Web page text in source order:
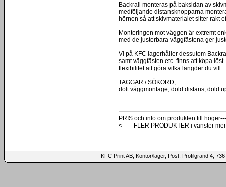
Backrail monteras på baksidan av
medföljande distansknopparna
hörnen så att skivmaterialet sitter rakt
Monteringen mot väggen är extremt
med de justerbara väggfästena ger
Vi på KFC lagerhåller dessutom
samt väggfästen etc. finns att köpa
flexibilitet att göra vilka längder du vill.
TAGGAR / SÖKORD;
dolt väggmontage, dold distans, dold
PRIS och info om produkten till
<----- FLER PRODUKTER i vänster
KFC Print AB, Kontor/lager, Post: Profilgränd 4,